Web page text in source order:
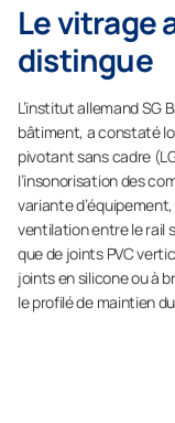
Le vitrage
distingue
L’institut allemand SG
bâtiment, a constaté
pivotant sans cadre
l’insonorisation des
variante
ventilation entre le rail
que de joints PVC
joints en silicone ou à
le profilé de maintien